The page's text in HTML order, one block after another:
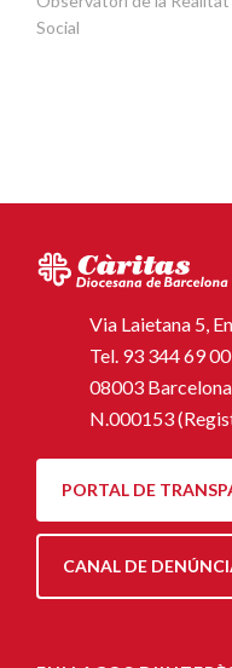
Social
Via Laietana 5,
Tel. 93 344 69 00
08003
N.000153
PORTAL DE
CANAL DE